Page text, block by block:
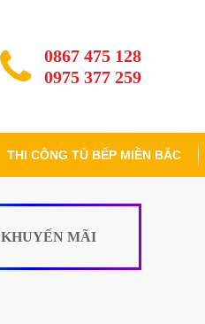
0867 475 128
0975 377 259
THI CÔNG TỦ BẾP MIỀN BẮC
KHUYẾN MÃI